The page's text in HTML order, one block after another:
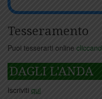
Tesseramento
Puoi tesserarti online
DAGLI L'ANDA
Iscriviti qui